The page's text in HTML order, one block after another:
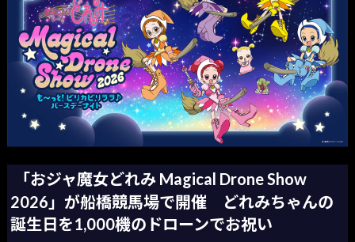
「おジャ魔女どれみ Magical Drone Show
2026」が船橋競馬場で開催 どれみちゃんの
誕生日を1,000機のドローンでお祝い